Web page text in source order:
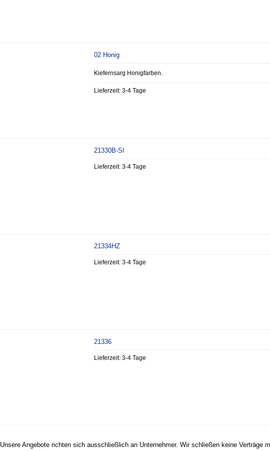
02 Honig
Kiefernsarg Honigfarben.
Lieferzeit:3-4 Tage
21330B-SI
Lieferzeit:3-4 Tage
21334HZ
Lieferzeit:3-4 Tage
21336
Lieferzeit:3-4 Tage
Unsere Angebote richten sich ausschließlich an Unternehmer. Wir schließen keine Verträge